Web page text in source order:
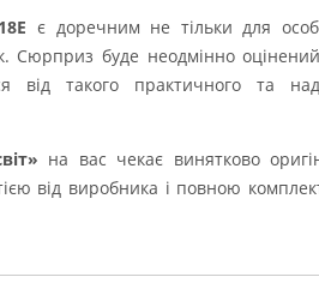
є доречним не тільки для
Сюрприз буде неодмінно
від такого практичного та
на вас чекає винятково
від виробника і повною